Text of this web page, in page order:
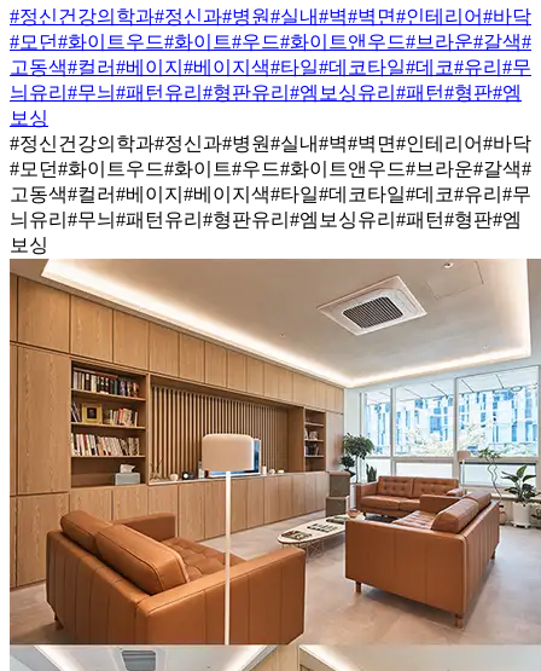
#정신건강의학과#정신과#병원#실내#벽#벽면#인테리어#바닥
#모던#화이트우드#화이트#우드#화이트앤우드#브라운#갈색#
고동색#컬러#베이지 #베이지색#타일#데코타일#데코#유리 #무
늬유리 #무늬 #패턴유리 #형판유리 #엠보싱유리 #패턴#형판#엠
보싱
#정신건강의학과#정신과#병원#실내#벽#벽면#인테리어#바닥
#모던#화이트우드#화이트#우드#화이트앤우드#브라운#갈색#
고동색#컬러#베이지 #베이지색#타일#데코타일#데코#유리 #무
늬유리 #무늬 #패턴유리 #형판유리 #엠보싱유리 #패턴#형판#엠
보싱